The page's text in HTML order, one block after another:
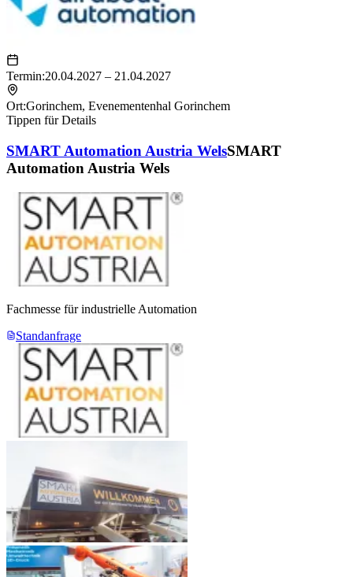
Termin:20.04.2027 – 21.04.2027
Ort:Gorinchem, Evenementenhal Gorinchem
Tippen für Details
SMART Automation Austria WelsSMART
Automation Austria Wels
Fachmesse für industrielle Automation
Standanfrage